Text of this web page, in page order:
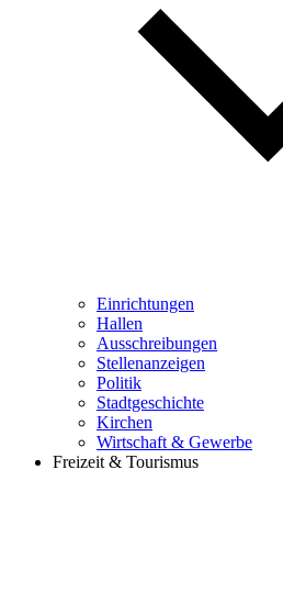
Einrichtungen
Hallen
Ausschreibungen
Stellenanzeigen
Politik
Stadtgeschichte
Kirchen
Wirtschaft & Gewerbe
Freizeit & Tourismus